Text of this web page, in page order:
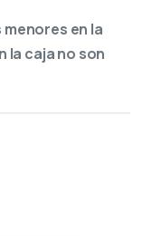
en la
la caja no son